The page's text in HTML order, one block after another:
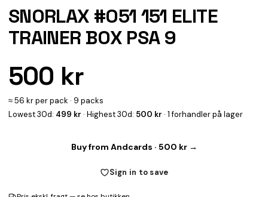
SNORLAX #051 151 ELITE
TRAINER BOX PSA 9
500 kr
≈ 56 kr per pack · 9 packs
Lowest 30d: 499 kr · Highest 30d: 500 kr · 1 forhandler på lager
Buy from Andcards · 500 kr →
Sign in to save